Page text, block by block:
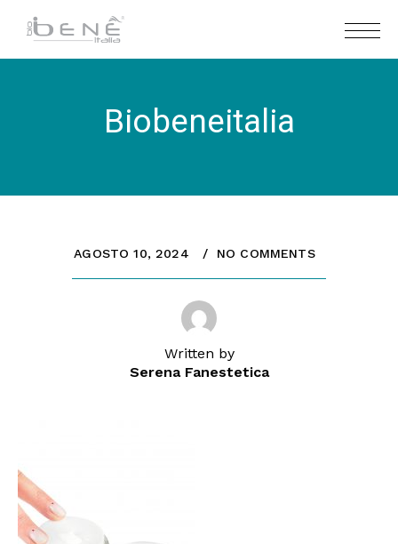
Biobeneitalia
AGOSTO 10, 2024 NO COMMENTS
Written by
Serena Fanestetica